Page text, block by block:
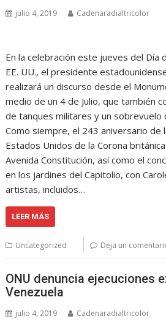
julio 4, 2019 Cadenaradialtricolor
En la celebración este jueves del Día
EE. UU., el presidente
realizará un discurso desde el
medio de un 4 de Julio, que también
de tanques militares y un sobrevuelo
Como siempre, el 243 aniversario de
Estados Unidos de la Corona
Avenida Constitución, así como el
en los jardines del Capitolio, con
artistas, incluidos…
LEER MÁS
Uncategorized Deja un
ONU denuncia ejecuciones
Venezuela
julio 4, 2019 Cadenaradialtricolor